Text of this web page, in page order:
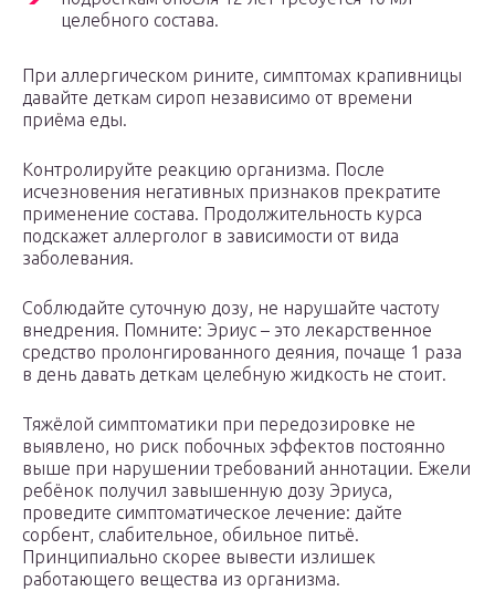
целебного состава.
При аллергическом рините, симптомах крапивницы
давайте деткам сироп независимо от времени
приёма еды.
Контролируйте реакцию организма. После
исчезновения негативных признаков прекратите
применение состава. Продолжительность курса
подскажет аллерголог в зависимости от вида
заболевания.
Соблюдайте суточную дозу, не нарушайте частоту
внедрения. Помните: Эриус – это лекарственное
средство пролонгированного деяния, почаще 1 раза
в день давать деткам целебную жидкость не стоит.
Тяжёлой симптоматики при передозировке не
выявлено, но риск побочных эффектов постоянно
выше при нарушении требований аннотации. Ежели
ребёнок получил завышенную дозу Эриуса,
проведите симптоматическое лечение: дайте
сорбент, слабительное, обильное питьё.
Принципиально скорее вывести излишек
работающего вещества из организма.